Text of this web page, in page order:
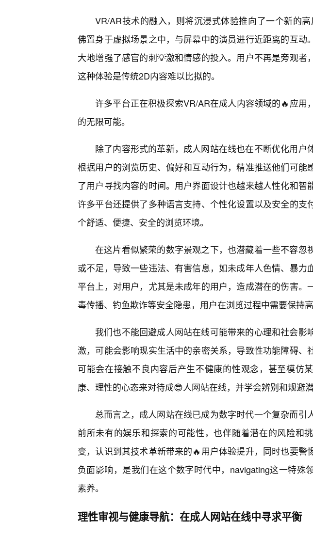
VR/AR技术的融入，则将沉浸式体验推向了一个新的
佛置身于虚拟场景之中，与屏幕中的演员进行近距离的互动
大地增强了感官的刺💡激和情感的投入。用户不再是旁观者
这种体验是传统2D内容难以比拟的。
许多平台正在积极探索VR/AR在成人内容领域的🔥应用
的无限可能。
除了内容形式的革新，成人网站在线也在不断优化用户
根据用户的浏览历史、偏好和互动行为，精准推送他们可能
了用户寻找内容的时间。用户界面设计也越来越人性化和智
许多平台还提供了多种语言支持、个性化设置以及安全的支
个舒适、便捷、安全的浏览环境。
在这片看似繁荣的数字景观之下，也潜藏着一些不容忽
或不足，导致一些违法、有害信息，如未成年人色情、暴力
平台上，对用户，尤其是未成年的用户，造成潜在的伤害。
毒传播、钓鱼欺诈等安全隐患，用户在浏览过程中需要保持高
我们也不能回避成人网站在线可能带来的心理和社会影
激，可能会影响现实生活中的亲密关系，导致性功能障碍、
可能会在接触不良内容后产生不健康的性观念，甚至模仿
康、理性的心态来对待成😎人网站在线，并学会辨别和规避
总而言之，成人网站在线已成为数字时代一个复杂而引
前所未有的娱乐和探索的可能性，也伴随着潜在的风险和
变，认识到其技术革新带来的🔥用户体验提升，同时也要警
负面影响，是我们在这个数字时代中，navigating这一特殊
素养。
理性审视与健康导航：在成人网站在线中寻求平衡